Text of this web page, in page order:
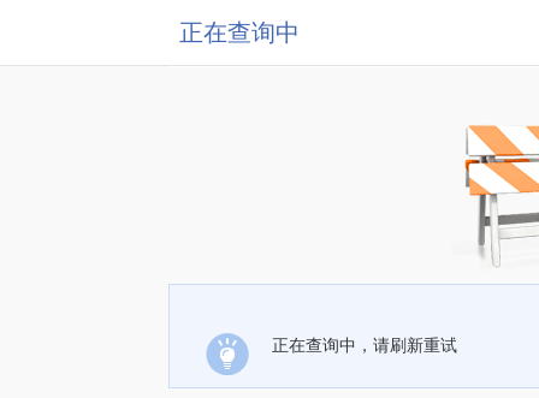
正在查询中
正在查询中，请刷新重试